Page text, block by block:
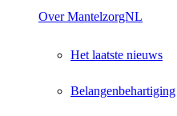
Over MantelzorgNL
Het laatste nieuws
Belangenbehartiging